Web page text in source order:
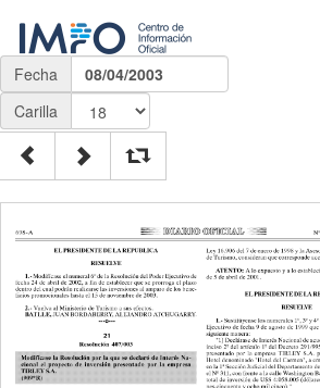
Fecha
08/04/2003
Carilla